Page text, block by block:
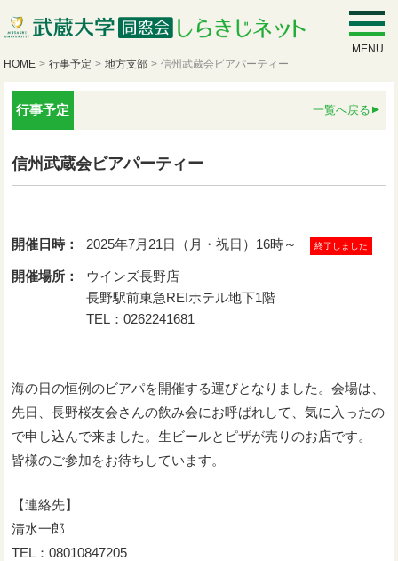
MENU
HOME > 行事予定 > 地方支部 > 信州武蔵会ビアパーティー
行事予定 一覧へ戻る
信州武蔵会ビアパーティー
開催日時： 2025年7月21日（月・祝日）16時～ 終了しました
開催場所：
ウインズ長野店
長野駅前東急REIホテル地下1階
TEL：0262241681
海の日の恒例のビアパを開催する運びとなりました。会場は、
先日、長野桜友会さんの飲み会にお呼ばれして、気に入ったの
で申し込んで来ました。生ビールとピザが売りのお店です。
皆様のご参加をお待ちしています。
【連絡先】
清水一郎
TEL：08010847205